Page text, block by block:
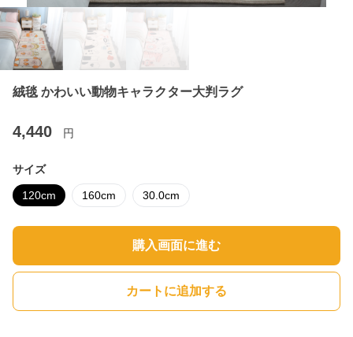
絨毯 かわいい動物キャラクター大判ラグ
4,440 円
サイズ
120cm 160cm 30.0cm
購入画面に進む
カートに追加する